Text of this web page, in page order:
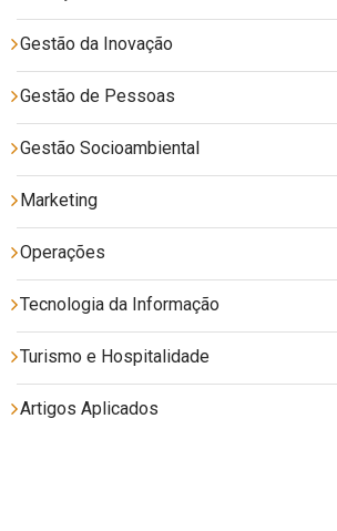
Gestão da Inovação
Gestão de Pessoas
Gestão Socioambiental
Marketing
Operações
Tecnologia da Informação
Turismo e Hospitalidade
Artigos Aplicados